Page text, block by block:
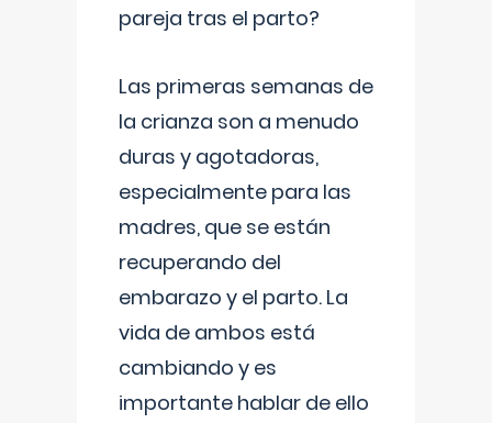
pareja tras el parto?
Las primeras semanas de
la crianza son a menudo
duras y agotadoras,
especialmente para las
madres, que se están
recuperando del
embarazo y el parto. La
vida de ambos está
cambiando y es
importante hablar de ello